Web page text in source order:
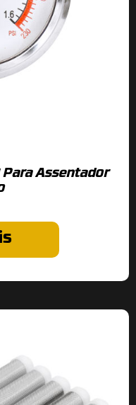
Assentador